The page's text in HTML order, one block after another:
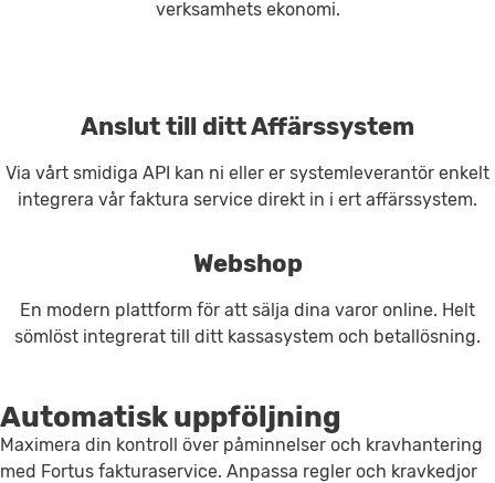
verksamhets ekonomi.
Anslut till ditt Affärssystem
Via vårt smidiga API kan ni eller er systemleverantör enkelt
integrera vår faktura service direkt in i ert affärssystem.
Webshop
En modern plattform för att sälja dina varor online. Helt
sömlöst integrerat till ditt kassasystem och betallösning.
Automatisk uppföljning
Maximera din kontroll över påminnelser och kravhantering
med Fortus fakturaservice. Anpassa regler och kravkedjor